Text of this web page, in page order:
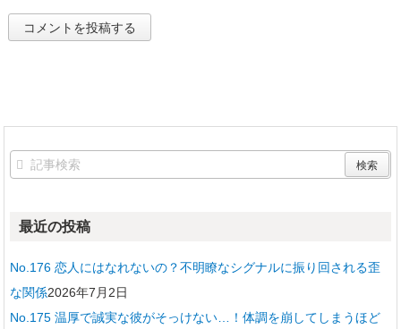
最近の投稿
No.176 恋人にはなれないの？不明瞭なシグナルに振り回される歪
な関係2026年7月2日
No.175 温厚で誠実な彼がそっけない…！体調を崩してしまうほど